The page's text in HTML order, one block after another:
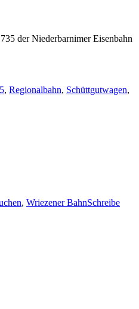
der Niederbarnimer Eisenbahn
, Regionalbahn, Schüttgutwagen,
, Wriezener BahnSchreibe